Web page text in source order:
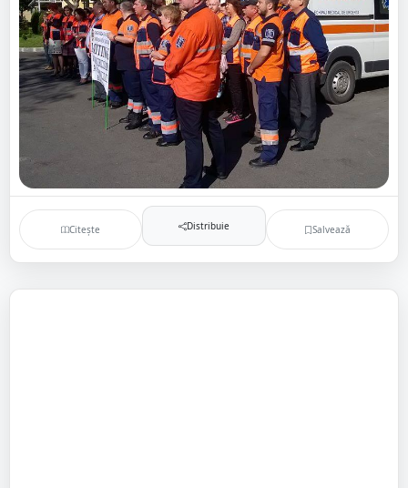
Citește Distribuie Salvează